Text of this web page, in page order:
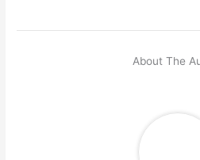
About The